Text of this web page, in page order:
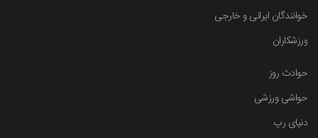
خوانندگان ایرانی و خارجی
ورزشکاران
حوادث روز
حواشی ورزشی
دنیای رپ